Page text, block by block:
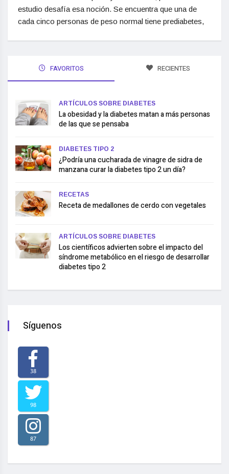
estudio desafía esa noción. Se encuentra que una de
cada cinco personas de peso normal tiene prediabetes,
FAVORITOS RECIENTES
ARTÍCULOS SOBRE DIABETES
La obesidad y la diabetes matan a más personas
de las que se pensaba
DIABETES TIPO 2
¿Podría una cucharada de vinagre de sidra de
manzana curar la diabetes tipo 2 un día?
RECETAS
Receta de medallones de cerdo con vegetales
ARTÍCULOS SOBRE DIABETES
Los científicos advierten sobre el impacto del
síndrome metabólico en el riesgo de desarrollar
diabetes tipo 2
Síguenos
38
98
87